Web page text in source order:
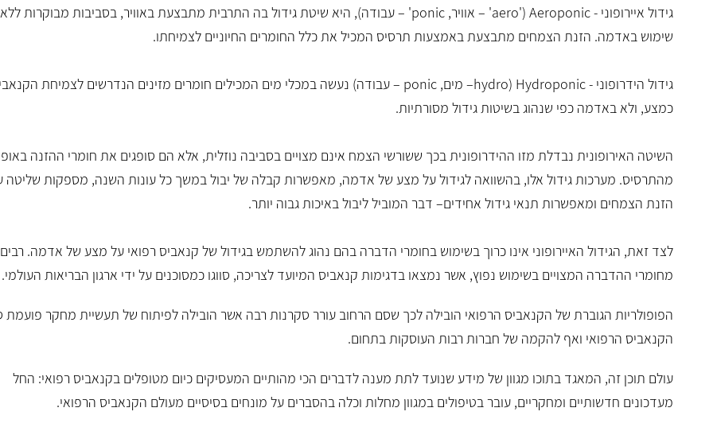
גידול איירופוני -Aeroponic
('
aero' – אוויר, ponic' – עבודה), היא שיטת גידול בה התרבית מתבצעת באוויר, בסביבות מבוקרות ללא
שימוש באדמה. הזנת הצמחים מתבצעת באמצעות תרסיס המכיל את כלל החומרים החיוניים לצמיחתו.
גידול הידרופוני -Hydroponic
(
hydro– מים, ponic – עבודה) נעשה במכלי מים המכילים חומרים מזינים הנדרשים לצמיחת
כמצע, ולא באדמה כפי שנהוג בשיטות גידול מסורתיות.
השיטה האירופונית נבדלת מזו ההידרופונית בכך ששורשי הצמח אינם מצויים בסביבה נוזלית, אלא הם סופגים את חומרי ההזנה
מהתרסיס. מערכות גידול אלו, בהשוואה לגידול על מצע של אדמה, מאפשרות קבלה של יבול במשך כל עונות השנה, מספקות שליטה
הזנת הצמחים ומאפשרות תנאי גידול אחידים– דבר המוביל ליבול באיכות גבוה יותר.
לצד זאת, הגידול האיירופוני אינו כרוך בשימוש בחומרי הדברה בהם נהוג להשתמש בגידול של קנאביס רפואי על מצע של אדמה. רבים
מחומרי ההדברה המצויים בשימוש נפוץ, אשר נמצאו בדגימות קנאביס המיועד לצריכה, סווגו כמסוכנים על ידי ארגון הבריאות
הפופולריות הגוברת של הקנאביס הרפואי הובילה לכך שסם הרחוב עורר סקרנות רבה אשר הובילה לפיתוח של תעשיית מחקר פועמת
הקנאביס הרפואי ואף להקמה של חברות רבות העוסקות בתחום.
עולם תוכן זה, המאגד בתוכו מגוון של מידע שנועד לתת מענה לדברים הכי מהותיים המעסיקים כיום מטופלים בקנאביס רפואי: החל
מעדכונים חדשותיים ומחקריים, עובר בטיפולים במגוון מחלות וכלה בהסברים על מונחים בסיסיים מעולם הקנאביס הרפואי.